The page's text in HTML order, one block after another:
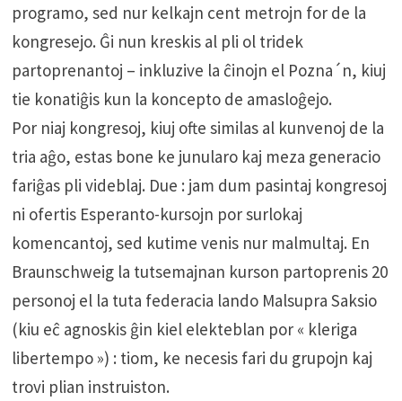
programo, sed nur kelkajn cent metrojn for de la
kongresejo. Ĝi nun kreskis al pli ol tridek
partoprenantoj – inkluzive la ĉinojn el Pozna´n, kiuj
tie konatiĝis kun la koncepto de amasloĝejo.
Por niaj kongresoj, kiuj ofte similas al kunvenoj de la
tria aĝo, estas bone ke junularo kaj meza generacio
fariĝas pli videblaj. Due : jam dum pasintaj kongresoj
ni ofertis Esperanto-kursojn por surlokaj
komencantoj, sed kutime venis nur malmultaj. En
Braunschweig la tutsemajnan kurson partoprenis 20
personoj el la tuta federacia lando Malsupra Saksio
(kiu eĉ agnoskis ĝin kiel elekteblan por « kleriga
libertempo ») : tiom, ke necesis fari du grupojn kaj
trovi plian instruiston.